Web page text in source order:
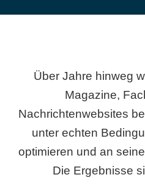
Über Jahre hinweg
Magazine,
Nachrichtenwebsites
unter echten
optimieren und an
Die Ergebnisse